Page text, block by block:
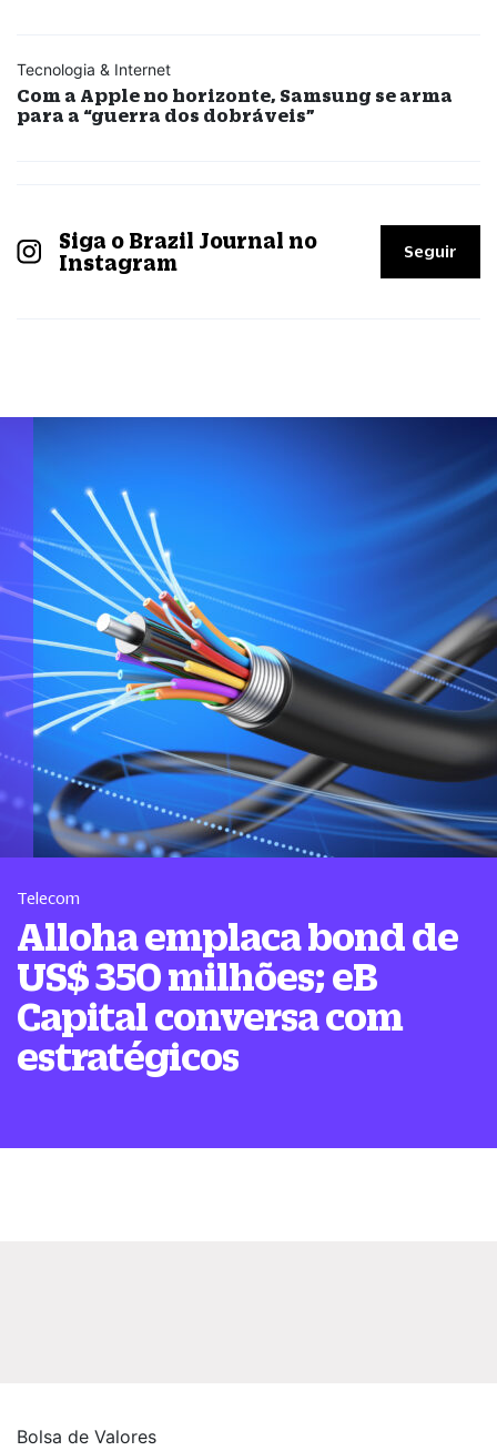
Tecnologia & Internet
Com a Apple no horizonte, Samsung se arma
para a “guerra dos dobráveis”
Siga o Brazil Journal no
Instagram
Seguir
Telecom
Alloha emplaca bond de
US$ 350 milhões; eB
Capital conversa com
estratégicos
Bolsa de Valores